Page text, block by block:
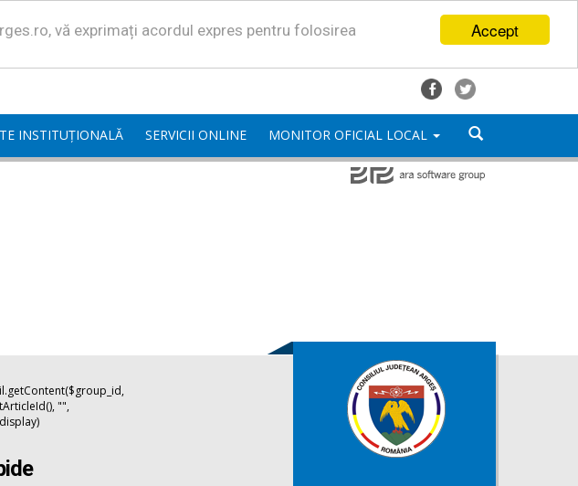
Accept
vă exprimați acordul expres pentru folosirea
INSTITUȚIONALĂ SERVICII ONLINE MONITOR OFICIAL LOCAL
"",